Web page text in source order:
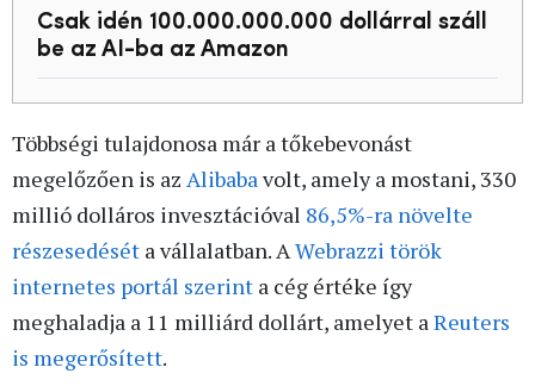
Csak idén 100.000.000.000 dollárral száll
be az AI-ba az Amazon
Többségi tulajdonosa már a tőkebevonást
megelőzően is az Alibabavolt, amely a mostani, 330
millió dolláros invesztációval 86,5%-ra növelte
részesedését a vállalatban. AWebrazzi török
internetes portál szerint a cég értéke így
meghaladja a 11 milliárd dollárt, amelyet aReuters
is megerősített.